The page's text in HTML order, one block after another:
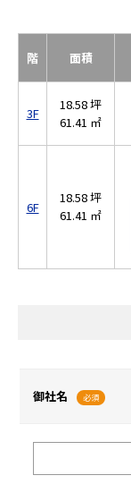
階 面積
3F
18.58 坪
61.41 ㎡
6F
18.58 坪
61.41 ㎡
御社名 必須